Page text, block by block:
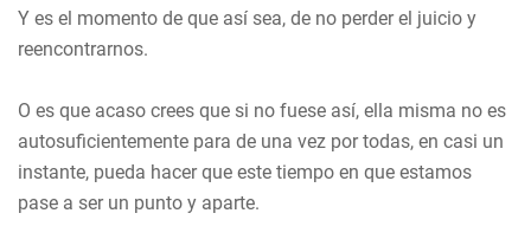
Y es el momento de que así sea, de no perder el juicio y
reencontrarnos.
O es que acaso crees que si no fuese así, ella misma no es
autosuficientemente para de una vez por todas, en casi un
instante, pueda hacer que este tiempo en que estamos
pase a ser un punto y aparte.